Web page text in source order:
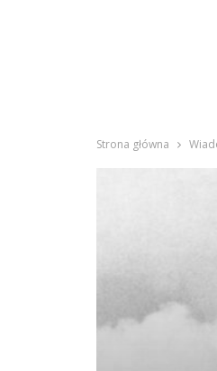
Strona główna